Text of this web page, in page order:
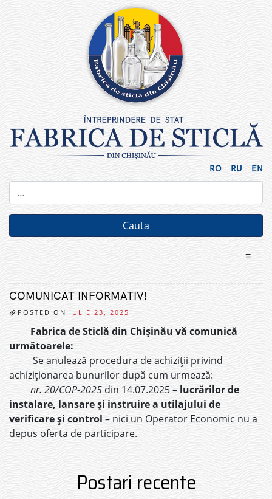
RO RU EN
≡
COMUNICAT INFORMATIV!
POSTED ON IULIE 23, 2025
Fabrica de Sticlă din Chișinău vă comunică
următoarele:
Se anulează procedura de achiziții privind
achiziționarea bunurilor după cum urmează:
nr. 20/COP-2025din 14.07.2025 – lucrărilor de
instalare, lansare și instruire a utilajului de
verificare și control – nici un Operator Economic nu a
depus oferta de participare.
Postari recente